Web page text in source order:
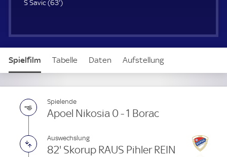
S Savic (63'6
u
t
)
Spielfilm Tabelle Daten Aufstellung
Spielende
Apoel Nikosia 0 - 1 Borac
Auswechslung
82' Skorup RAUS Pihler REIN